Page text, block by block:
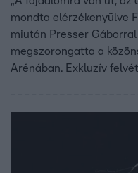
mondta elérzékenyülve
miután Presser Gáborral
megszorongatta a
Arénában. Exkluzív